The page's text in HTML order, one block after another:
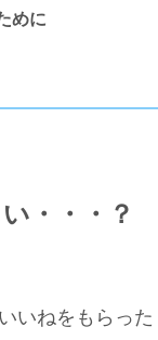
めに
・・・？
いねをもらっ